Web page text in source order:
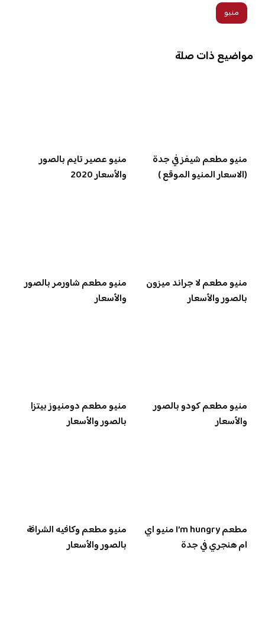
منيو
مواضيع ذات صلة
منيو مطعم شيفز في جدة
(الاسعار المنيو الموقع )
منيو عصير تايم بالصور
والأسعار 2020
منيو مطعم لا جراند ميزون
بالصور والأسعار
منيو مطعم شاورمر بالصور
والأسعار
منيو مطعم كودو بالصور
والأسعار
منيو مطعم دومنيوز بيتزا
بالصور والأسعار
مطعم I’m hungry منيو اي
ام هنجري في جدة
منيو مطعم وكافيه الشرافة
بالصور والأسعار